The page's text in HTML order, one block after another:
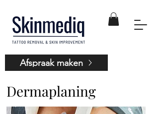
Afspraak maken
Dermaplaning